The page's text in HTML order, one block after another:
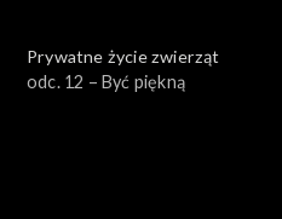
Prywatne życie zwierząt
odc. 12 – Być piękną